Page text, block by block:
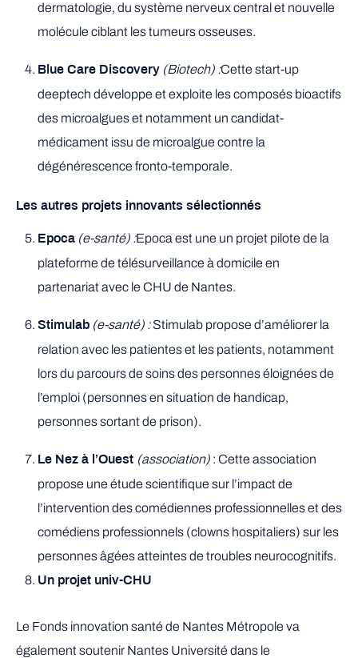
dermatologie, du système nerveux central et nouvelle
molécule ciblant les tumeurs osseuses.
Blue Care Discovery (Biotech) :Cette start-up
deeptech développe et exploite les composés bioactifs
des microalgues et notamment un candidat-
médicament issu de microalgue contre la
dégénérescence fronto-temporale.
Les autres projets innovants sélectionnés
Epoca (e-santé) :Epoca est une un projet pilote de la
plateforme de télésurveillance à domicile en
partenariat avec le CHU de Nantes.
Stimulab (e-santé) :Stimulab propose d’améliorer la
relation avec les patientes et les patients, notamment
lors du parcours de soins des personnes éloignées de
l’emploi (personnes en situation de handicap,
personnes sortant de prison).
Le Nez à l’Ouest (association) : Cette association
propose une étude scientifique sur l’impact de
l’intervention des comédiennes professionnelles et des
comédiens professionnels (clowns hospitaliers) sur les
personnes âgées atteintes de troubles neurocognitifs.
Un projet univ-CHU
Le Fonds innovation santé de Nantes Métropole va
également soutenir Nantes Université dans le